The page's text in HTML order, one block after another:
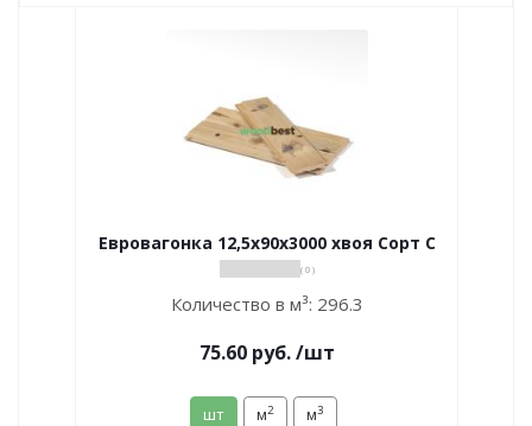
Евровагонка 12,5х90х3000 хвоя Сорт С
( 0 )
Количество в м³: 296.3
75.60руб. /шт
шт м2 м3